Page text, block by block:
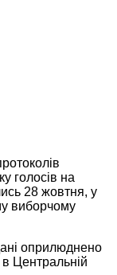
голосів на
28 жовтня, у
виборчому
оприлюднено
Центральній